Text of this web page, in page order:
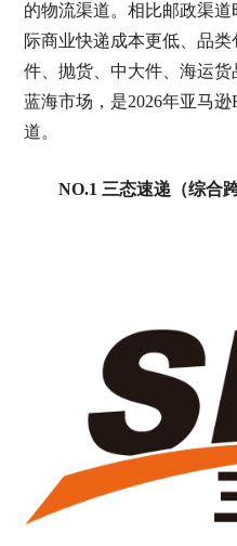
的物流渠道。相比邮政渠
际商业快递成本更低、品
件、抛货、中大件、海运
蓝海市场，是2026年亚马
道。
NO.1 三态速递（综合